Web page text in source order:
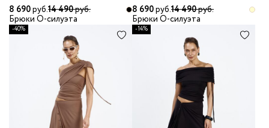
8 690руб.14 490руб.
Брюки О-силуэта
8 690руб.14 490руб.
Брюки О-силуэта
-40% -14%